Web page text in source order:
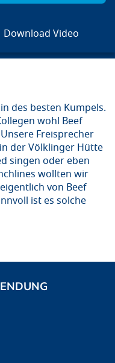
Download Video
des besten Kumpels.
wohl Beef
Freisprecher
der Völklinger Hütte
singen oder eben
wollten wir
von Beef
ist es solche